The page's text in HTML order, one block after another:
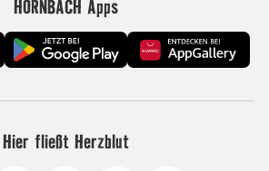
HORNBACH Apps
Hier fließt Herzblut